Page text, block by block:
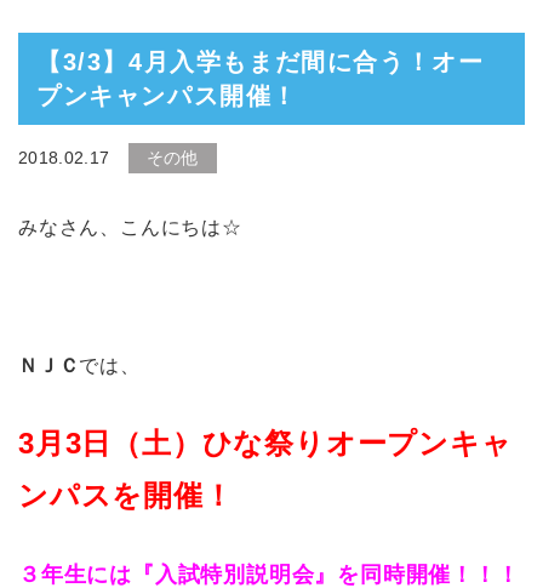
【3/3】4月入学もまだ間に合う！オー
プンキャンパス開催！
2018.02.17 その他
みなさん、こんにちは☆
ＮＪＣ では、
3月3日（土）ひな祭りオープンキャ
ンパスを開催！
３年生には『入試特別説明会』を同時開催！！！